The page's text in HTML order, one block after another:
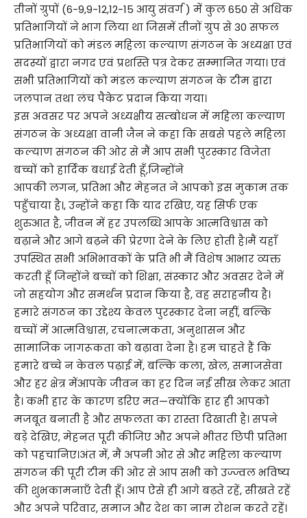
तीनों ग्रुपों (6-9,9-12,12-15 आयु संवर्ग ) में कुल 650 से अधिक
प्रतिभागियों ने भाग लिया था जिसमें तीनों ग्रुप से 30 सफल
प्रतिभागियों को मंडल महिला कल्याण संगठन के अध्यक्षा एवं
सदस्यों द्वारा नगद एवं प्रशस्ति पत्र देकर सम्मानित गया। एवं
सभी प्रतिभागियों को मंडल कल्याण संगठन के टीम द्वारा
जलपान तथा लंच पैकेट प्रदान किया गया।
इस अवसर पर अपने अध्यक्षीय सम्बोधन में महिला कल्याण
संगठन के अध्यक्षा वानी जैन ने कहा कि सबसे पहले महिला
कल्याण संगठन की ओर से मैं आप सभी पुरस्कार विजेता
बच्चों को हार्दिक बधाई देती हूँ,जिन्होंने
आपकी लगन, प्रतिभा और मेहनत ने आपको इस मुकाम तक
पहुँचाया है।, उन्होंने कहा कि याद रखिए, यह सिर्फ एक
शुरुआत है, जीवन में हर उपलब्धि आपके आत्मविश्वास को
बढ़ाने और आगे बढ़ने की प्रेरणा देने के लिए होती है।मैं यहाँ
उपस्थित सभी अभिभावकों के प्रति भी मैं विशेष आभार व्यक्त
करती हूँ जिन्होंने बच्चों को शिक्षा, संस्कार और अवसर देने में
जो सहयोग और समर्थन प्रदान किया है, वह सराहनीय है।
हमारे संगठन का उद्देश्य केवल पुरस्कार देना नहीं, बल्कि
बच्चों में आत्मविश्वास, रचनात्मकता, अनुशासन और
सामाजिक जागरूकता को बढ़ावा देना है। हम चाहते हैं कि
हमारे बच्चे न केवल पढ़ाई में, बल्कि कला, खेल, समाजसेवा
और हर क्षेत्र मेंआपके जीवन का हर दिन नई सीख लेकर आता
है। कभी हार के कारण डरिए मत—क्योंकि हार ही आपको
मजबूत बनाती है और सफलता का रास्ता दिखाती है। सपने
बड़े देखिए, मेहनत पूरी कीजिए और अपने भीतर छिपी प्रतिभा
को पहचानिए।अंत में, मैं अपनी ओर से और महिला कल्याण
संगठन की पूरी टीम की ओर से आप सभी को उज्ज्वल भविष्य
की शुभकामनाएँ देती हूँ। आप ऐसे ही आगे बढ़ते रहें, सीखते रहें
और अपने परिवार, समाज और देश का नाम रोशन करते रहें।